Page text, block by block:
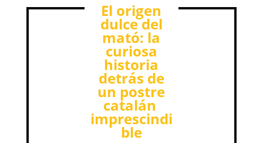
El origen
dulce del
mató: la
curiosa
historia
detrás de
un postre
catalán
imprescindi
ble